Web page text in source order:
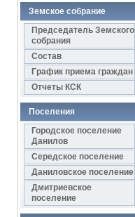
Земское собрание
Председатель Земского
собрания
Состав
График приема граждан
Отчеты КСК
Поселения
Городское поселение
Данилов
Середское поселение
Даниловское поселение
Дмитриевское
поселение